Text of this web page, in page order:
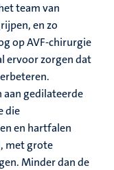
team van
en zo
op AVF-chirurgie
ervoor zorgen dat
aan gedilateerde
die
en hartfalen
met grote
Minder dan de